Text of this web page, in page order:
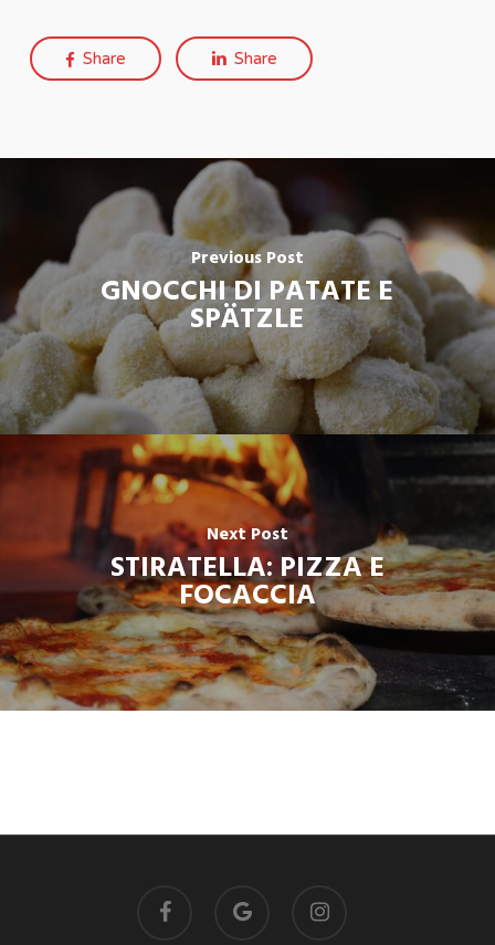
Share Share
Previous Post
GNOCCHI DI PATATE E
SPÄTZLE
Next Post
STIRATELLA: PIZZA E
FOCACCIA
plus